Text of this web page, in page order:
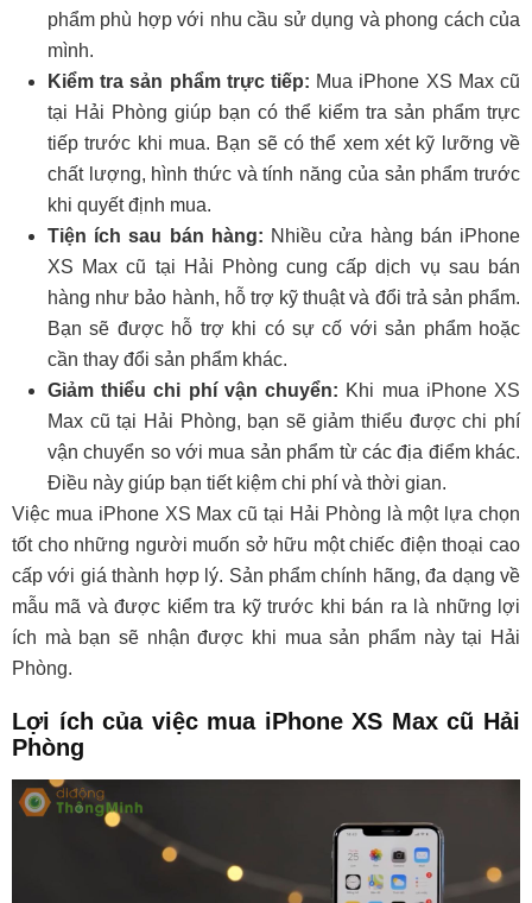
phẩm phù hợp với nhu cầu sử dụng và phong cách của
mình.
Kiểm tra sản phẩm trực tiếp: Mua iPhone XS Max cũ
tại Hải Phòng giúp bạn có thể kiểm tra sản phẩm trực
tiếp trước khi mua. Bạn sẽ có thể xem xét kỹ lưỡng về
chất lượng, hình thức và tính năng của sản phẩm trước
khi quyết định mua.
Tiện ích sau bán hàng: Nhiều cửa hàng bán iPhone
XS Max cũ tại Hải Phòng cung cấp dịch vụ sau bán
hàng như bảo hành, hỗ trợ kỹ thuật và đổi trả sản phẩm.
Bạn sẽ được hỗ trợ khi có sự cố với sản phẩm hoặc
cần thay đổi sản phẩm khác.
Giảm thiểu chi phí vận chuyển: Khi mua iPhone XS
Max cũ tại Hải Phòng, bạn sẽ giảm thiểu được chi phí
vận chuyển so với mua sản phẩm từ các địa điểm khác.
Điều này giúp bạn tiết kiệm chi phí và thời gian.
Việc mua iPhone XS Max cũ tại Hải Phòng là một lựa chọn
tốt cho những người muốn sở hữu một chiếc điện thoại cao
cấp với giá thành hợp lý. Sản phẩm chính hãng, đa dạng về
mẫu mã và được kiểm tra kỹ trước khi bán ra là những lợi
ích mà bạn sẽ nhận được khi mua sản phẩm này tại Hải
Phòng.
Lợi ích của việc mua iPhone XS Max cũ Hải
Phòng